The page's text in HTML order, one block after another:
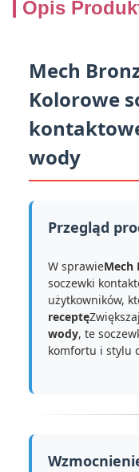
Opis
Mech
Kolorowe
wody
Przegląd
W sprawieMech
soczewki
użytkowników,
receptę
wody, te
komfortu i stylu